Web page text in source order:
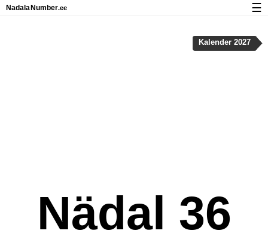
Nädal 36
Kalender 2027
Nadala Number.ee ☰